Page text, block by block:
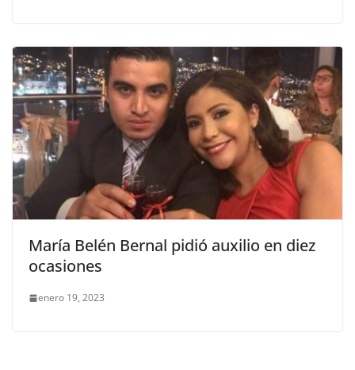
María Belén Bernal pidió auxilio en diez
ocasiones
enero 19, 2023